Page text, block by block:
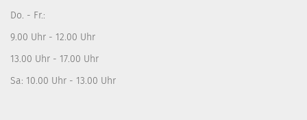
Do. - Fr.:
9.00 Uhr - 12.00 Uhr
13.00 Uhr - 17.00 Uhr
Sa: 10.00 Uhr - 13.00 Uhr